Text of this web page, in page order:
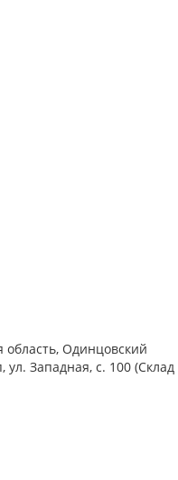
Одинцовский
ул. Западная, с. 100 (Склад